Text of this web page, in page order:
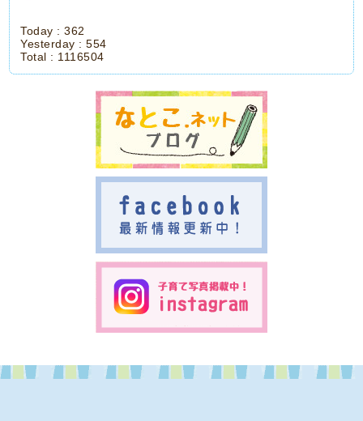
Today :362
Yesterday :554
Total : 1116504